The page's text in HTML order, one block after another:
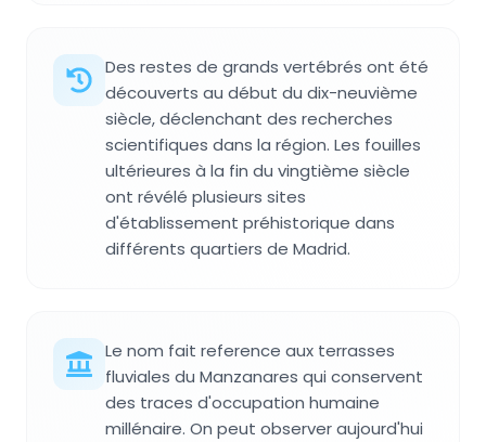
Des restes de grands vertébrés ont été
découverts au début du dix-neuvième
siècle, déclenchant des recherches
scientifiques dans la région. Les fouilles
ultérieures à la fin du vingtième siècle
ont révélé plusieurs sites
d'établissement préhistorique dans
différents quartiers de Madrid.
Le nom fait reference aux terrasses
fluviales du Manzanares qui conservent
des traces d'occupation humaine
millénaire. On peut observer aujourd'hui